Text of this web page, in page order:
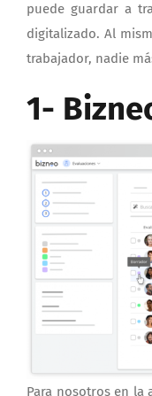
puede guardar a
digitalizado. Al
trabajador, nadie
1-
Para nosotros en la